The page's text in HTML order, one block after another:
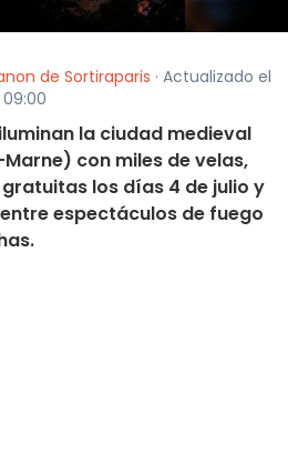
de Sortiraparis · Actualizado el
la ciudad medieval
con miles de velas,
los días 4 de julio y
espectáculos de fuego